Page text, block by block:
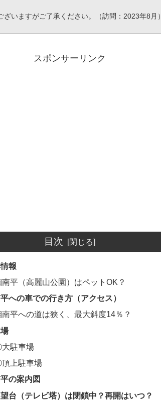
いますがご了承ください。（訪問：2023年8月）
スポンサーリンク
目次
報
南平（高麗山公園）はペットOK？
への車での行き方（アクセス）
南平への道は狭く、最大斜度14％？
駐車場
上駐車場
の案内図
望台（テレビ塔）は閉鎖中？再開はいつ？